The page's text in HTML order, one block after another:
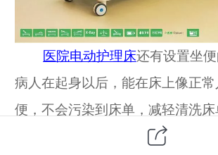
医院电动护理床还有设置坐
病人在起身以后，能在床上像正
便，不会污染到床单，减轻清洗